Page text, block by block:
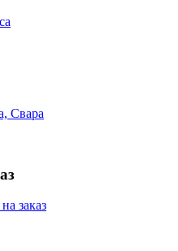
Свара
заказ